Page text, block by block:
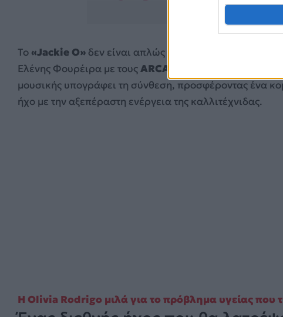
https://
Το«Jackie O» δεν είναι απλώς ένα νέο τραγούδι, αλλά
Ελένης Φουρέιρα με τουςARCADE
μουσικής υπογράφει τη σύνθεση, προσφέροντας ένα
ήχο με την αξεπέραστη ενέργεια της καλλιτέχνιδας.
Η Olivia Rodrigo μιλά για το πρόβλημα υγείας που